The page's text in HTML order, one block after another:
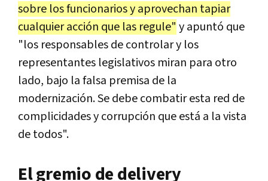
sobre los funcionarios y aprovechan tapiar
cualquier acción que las regule" y apuntó que
"los responsables de controlar y los
representantes legislativos miran para otro
lado, bajo la falsa premisa de la
modernización. Se debe combatir esta red de
complicidades y corrupción que está a la vista
de todos".
El gremio de delivery